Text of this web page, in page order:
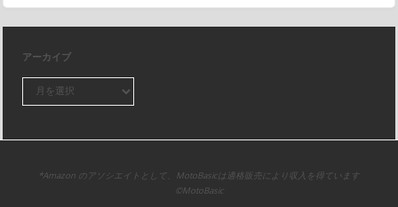
アーカイブ
*Amazon のアソシエイトとして、MotoBasicは適格販売により収入を得ています
©MotoBasic